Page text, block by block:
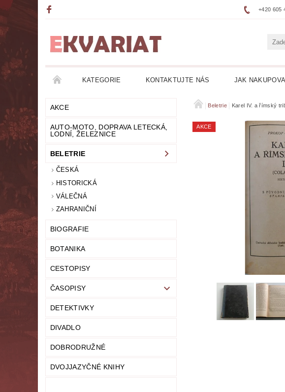
+420 605
KATEGORIE KONTAKTUJTE NÁS JAK
AKCE AUTO-MOTO, DOPRAVA LETECKÁ, LODNÍ, ŽELEZNICE
DETEKTIVKY DIVADLO DOBRODRUŽNÉ
FANTASY GRAMOFONOVÉ DESKY LP
HUMOR
LITERATURA DUCHOVNÍ
LITERATURA NAUČNÁ
MODELY, VYSTŘIHOVÁNKY
PRO DĚTI A MLÁDEŽ PSYCHOLOGIE
UČEBNICE VYŘAZENO Z KNIHOVNY
AKCE
AUTO-MOTO, DOPRAVA LETECKÁ,
LODNÍ, ŽELEZNICE
BELETRIE
ČESKÁ
HISTORICKÁ
VÁLEČNÁ
ZAHRANIČNÍ
BIOGRAFIE
BOTANIKA
CESTOPISY
ČASOPISY
DETEKTIVKY
DIVADLO
DOBRODRUŽNÉ
DVOJJAZYČNÉ KNIHY
Beletrie Karel IV. a římský
AKCE